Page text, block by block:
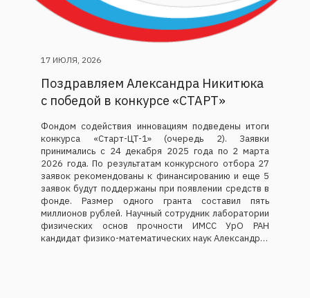
17 ИЮЛЯ, 2026
Поздравляем Александра Никитюка
с победой в конкурсе «СТАРТ»
Фондом содействия инновациям подведены итоги
конкурса «Старт-ЦТ-1» (очередь 2). Заявки
принимались с 24 декабря 2025 года по 2 марта
2026 года. По результатам конкурсного отбора 27
заявок рекомендованы к финансированию и еще 5
заявок будут поддержаны при появлении средств в
фонде. Размер одного гранта составил пять
миллионов рублей. Научный сотрудник лаборатории
физических основ прочности ИМСС УрО РАН
кандидат физико-математических наук Александр…